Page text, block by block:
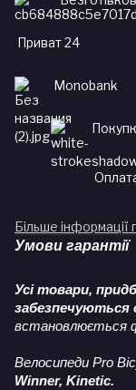
Приват 24
Monobank
Більше інформації
Умови гарантії
Усі товари,
забезпечуються
встановлюється
Велосипеди Pro
Winner, Kinetic.